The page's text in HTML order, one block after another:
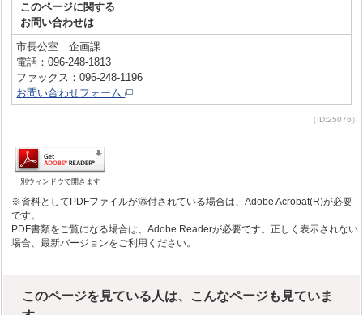
このページに関する
お問い合わせは
市長公室 企画課
電話：096-248-1813
ファックス：096-248-1196
お問い合わせフォーム
（ID:25076）
別ウィンドウで開きます
※資料としてPDFファイルが添付されている場合は、Adobe Acrobat(R)が必要
です。
PDF書類をご覧になる場合は、Adobe Readerが必要です。正しく表示されない
場合、最新バージョンをご利用ください。
このページを見ている人は、こんなページも見ていま